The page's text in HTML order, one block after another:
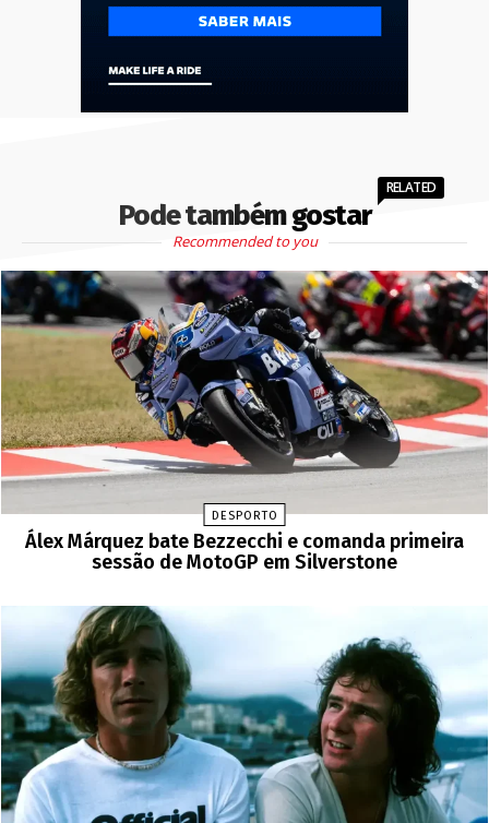
Pode também gostar
RELATED
Recommended to you
DESPORTO
Álex Márquez bate Bezzecchi e comanda primeira
sessão de MotoGP em Silverstone